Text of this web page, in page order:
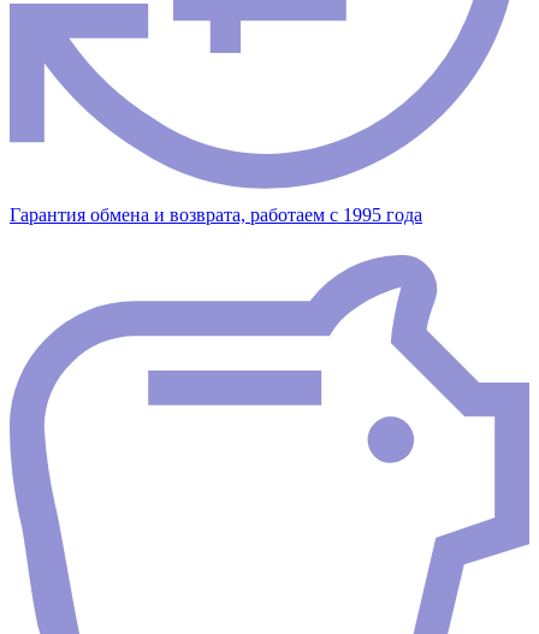
Гарантия обмена и возврата, работаем с 1995 года